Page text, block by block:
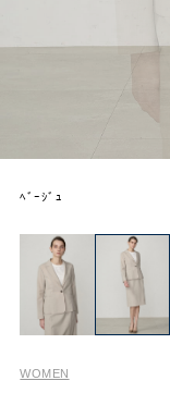
ﾍﾞｰｼﾞｭ
WOMEN